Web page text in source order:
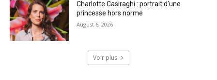
Charlotte Casiraghi : portrait d’une
princesse hors norme
August 6, 2026
Voir plus